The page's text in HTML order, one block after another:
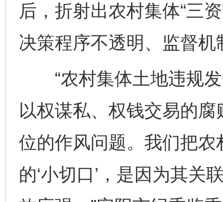
后，折射出农村集体“三
决策程序不透明、监督
“农村集体土地违规发
以权谋私、权钱交易的
位的作风问题。我们把
的‘小切口’，是因为其关